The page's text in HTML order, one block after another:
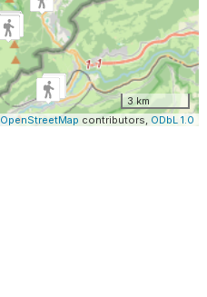
3 km
OpenStreetMap contributors, ODbL 1.0